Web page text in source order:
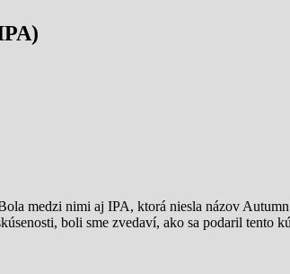
medzi nimi aj IPA, ktorá niesla názov
boli sme zvedaví, ako sa podaril tento